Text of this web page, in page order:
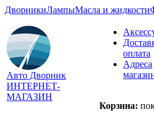
ДворникиЛампыМасла и жидкости
Авто Дворник
ИНТЕРНЕТ-
МАГАЗИН
оплата
Адреса
Корзина: